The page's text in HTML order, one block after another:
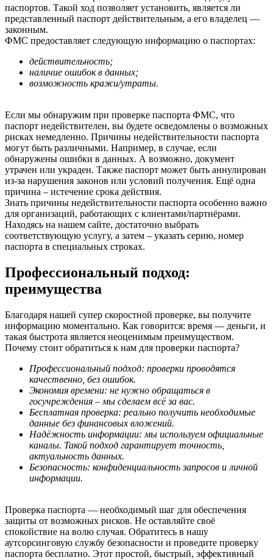
паспортов. Такой ход позволяет установить, является ли
представленный паспорт действительным, а его владелец —
законным.
ФМС предоставляет следующую информацию о паспортах:
действительность;
наличие ошибок в данных;
возможность кражи/утраты.
Если мы обнаружим при проверке паспорта ФМС, что
паспорт недействителен, вы будете осведомлены о возможных
рисках немедленно. Причины недействительности паспорта
могут быть различными. Например, в случае, если
обнаружены ошибки в данных. А возможно, документ
утрачен или украден. Также паспорт может быть аннулирован
из-за нарушения законов или условий получения. Ещё одна
причина – истечение срока действия.
Знать причины недействительности паспорта особенно важно
для организаций, работающих с клиентами/партнёрами.
Находясь на нашем сайте, достаточно выбрать
соответствующую услугу, а затем – указать серию, номер
паспорта в специальных строках.
Профессиональный подход:
преимущества
Благодаря нашей супер скоростной проверке, вы получите
информацию моментально. Как говорится: время — деньги, и
такая быстрота является неоценимым преимуществом.
Почему стоит обратиться к нам для проверки паспорта?
Профессиональный подход: проверки проводятся
качественно, без ошибок.
Экономия времени: не нужно обращаться в
госучреждения – мы сделаем всё за вас.
Бесплатная проверка: реально получить необходимые
данные без финансовых вложений.
Надёжность информации: мы используем официальные
каналы. Такой подход гарантирует точность,
актуальность данных.
Безопасность: конфиденциальность запросов и личной
информации.
Проверка паспорта — необходимый шаг для обеспечения
защиты от возможных рисков. Не оставляйте своё
спокойствие на волю случая. Обратитесь в нашу
аутсорсинговую службу безопасности и проведите проверку
паспорта бесплатно. Этот простой, быстрый, эффективный